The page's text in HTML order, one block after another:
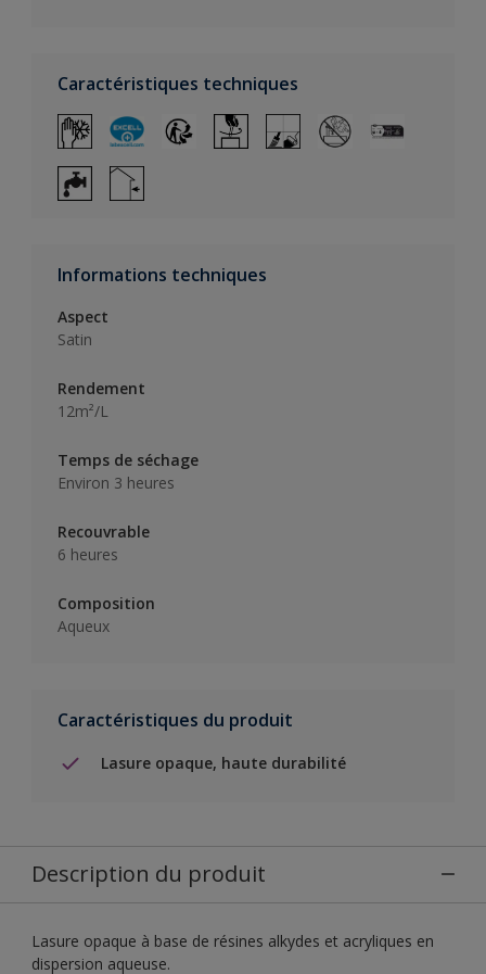
Caractéristiques techniques
Informations techniques
Aspect
Satin
Rendement
12m²/L
Temps de séchage
Environ 3 heures
Recouvrable
6 heures
Composition
Aqueux
Caractéristiques du produit
Lasure opaque, haute durabilité
Description du produit
Lasure opaque à base de résines alkydes et acryliques en
dispersion aqueuse.